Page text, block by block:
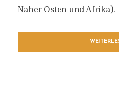
Naher Osten und Afrika).